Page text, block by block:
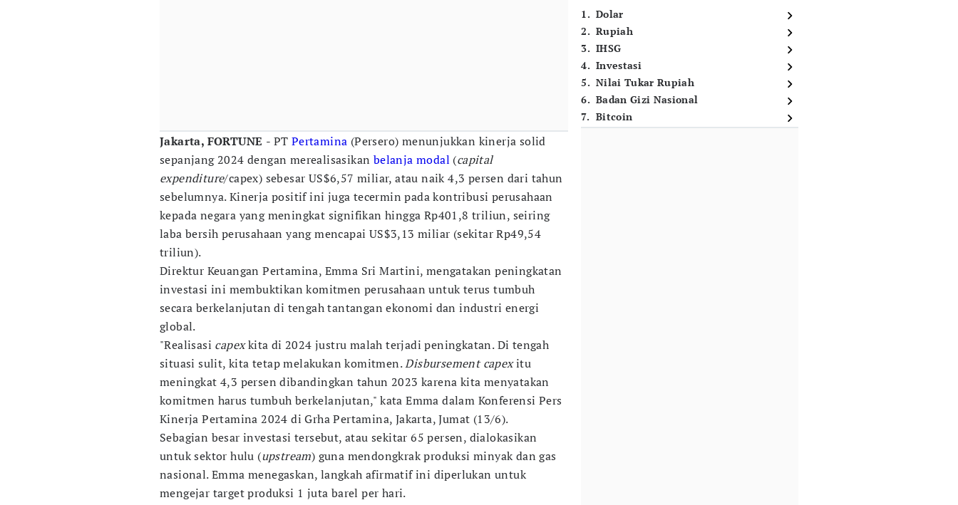
Jakarta, FORTUNE - PT Pertamina (Persero) menunjukkan kinerja solid
sepanjang 2024 dengan merealisasikan belanja modal (capital
expenditure/capex) sebesar US$6,57 miliar, atau naik 4,3 persen dari tahun
sebelumnya. Kinerja positif ini juga tecermin pada kontribusi perusahaan
kepada negara yang meningkat signifikan hingga Rp401,8 triliun, seiring
laba bersih perusahaan yang mencapai US$3,13 miliar (sekitar Rp49,54
triliun).
Direktur Keuangan Pertamina, Emma Sri Martini, mengatakan peningkatan
investasi ini membuktikan komitmen perusahaan untuk terus tumbuh
secara berkelanjutan di tengah tantangan ekonomi dan industri energi
global.
"Realisasi capexkita di 2024 justru malah terjadi peningkatan. Di tengah
situasi sulit, kita tetap melakukan komitmen.Disbursement capexitu
meningkat 4,3 persen dibandingkan tahun 2023 karena kita menyatakan
komitmen harus tumbuh berkelanjutan," kata Emma dalam Konferensi Pers
Kinerja Pertamina 2024 di Grha Pertamina, Jakarta, Jumat (13/6).
Sebagian besar investasi tersebut, atau sekitar 65 persen, dialokasikan
untuk sektor hulu (upstream) guna mendongkrak produksi minyak dan gas
nasional. Emma menegaskan, langkah afirmatif ini diperlukan untuk
mengejar target produksi 1 juta barel per hari.
1. Dolar
2. Rupiah
3. IHSG
4. Investasi
5. Nilai Tukar Rupiah
6. Badan Gizi Nasional
7. Bitcoin